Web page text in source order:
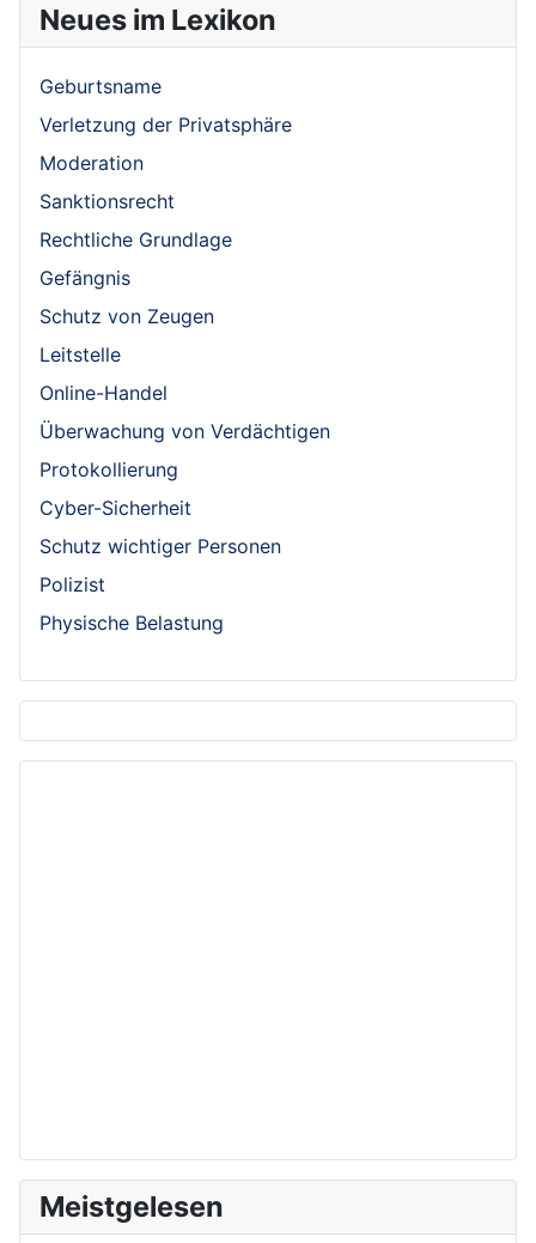
Neues im Lexikon
Geburtsname
Verletzung der Privatsphäre
Moderation
Sanktionsrecht
Rechtliche Grundlage
Gefängnis
Schutz von Zeugen
Leitstelle
Online-Handel
Überwachung von Verdächtigen
Protokollierung
Cyber-Sicherheit
Schutz wichtiger Personen
Polizist
Physische Belastung
Meistgelesen